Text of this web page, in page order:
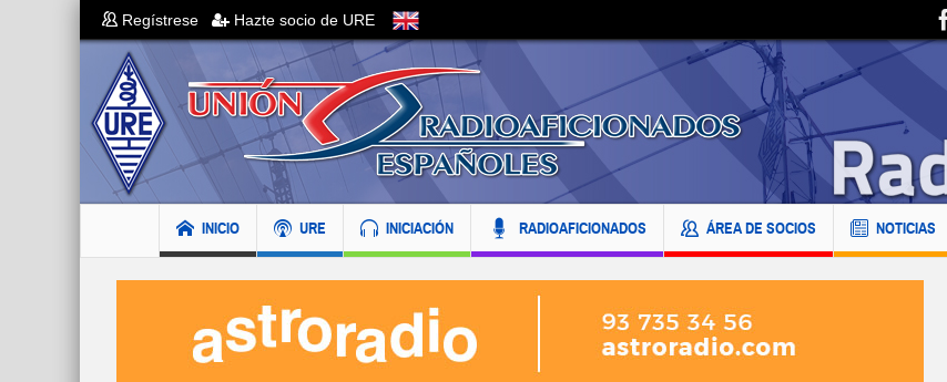
Regístrese Hazte socio de URE
INICIO URE INICIACIÓN RADIOAFICIONADOS ÁREA DE SOCIOS NOTICIAS